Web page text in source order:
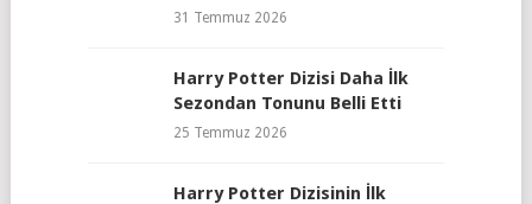
31 Temmuz 2026
Harry Potter Dizisi Daha İlk
Sezondan Tonunu Belli Etti
25 Temmuz 2026
Harry Potter Dizisinin İlk